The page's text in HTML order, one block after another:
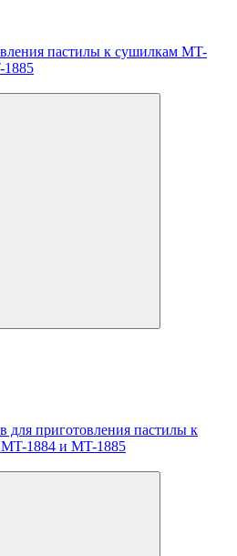
пастилы к сушилкам MT-
1885
для приготовления пастилы к
1884 и MT-1885